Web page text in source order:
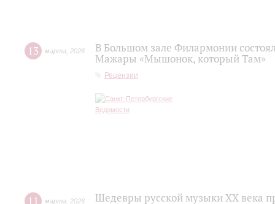
13 марта 2026
В Большом зале Филармонии
Мажары «Мышонок, который Там»
Рецензии
11 марта 2026
Шедевры русской музыки XX века